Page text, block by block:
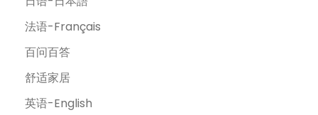
法语-Français
百问百答
舒适家居
英语-English